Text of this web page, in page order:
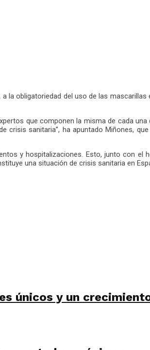
la obligatoriedad del uso de las mascarillas
que componen la misma de cada una
crisis sanitaria”, ha apuntado Miñones,
y hospitalizaciones. Esto, junto con el
una situación de crisis sanitaria en
únicos y un